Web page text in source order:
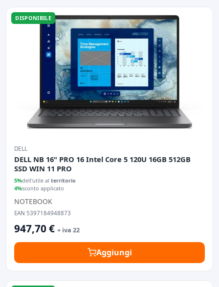
DISPONIBILE
DELL
DELL NB 16" PRO 16 Intel Core 5 120U 16GB 512GB
SSD WIN 11 PRO
5%dell'utile al territorio
4%sconto applicato
NOTEBOOK
EAN 5397184948873
947,70 € + iva 22
Aggiungi